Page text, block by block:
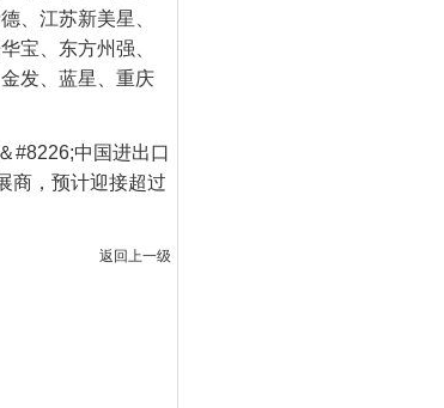
、江苏新美星、
宝、东方州强、
发、蓝星、重庆
#8226;中国进出口
商，预计迎接超过
返回上一级